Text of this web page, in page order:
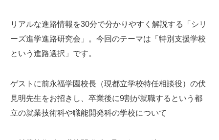
リアルな進路情報を30分で分かりやすく解説する「シリ
ーズ進学進路研究会」。今回のテーマは「特別支援学校
という進路選択」です。
ゲストに前永福学園校長（現都立学校特任相談役）の伏
見明先生をお招きし、卒業後に9割が就職するという都
立の就業技術科や職能開発科の学校について